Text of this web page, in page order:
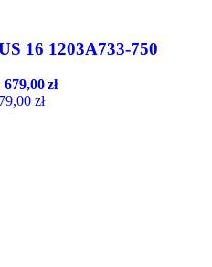
16 1203A733-750
679,00zł
zł